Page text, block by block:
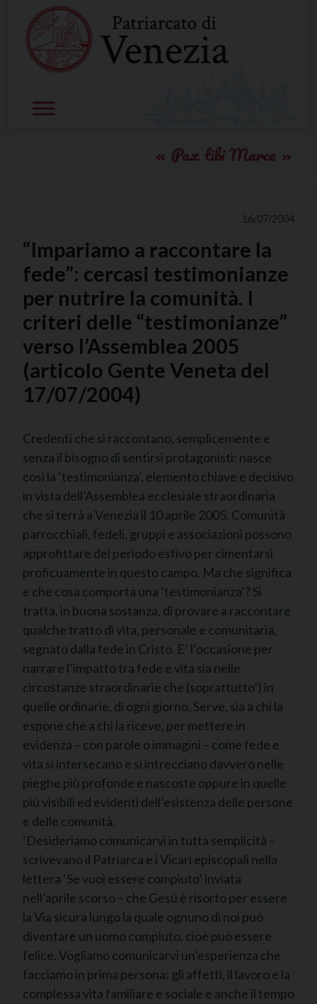
content
Pax tibi Marce
16/07/2004
“Impariamo a raccontare la
fede”: cercasi testimonianze
per nutrire la comunità. I
criteri delle “testimonianze”
verso l’Assemblea 2005
(articolo Gente Veneta del
17/07/2004)
Credenti che si raccontano, semplicemente e
senza il bisogno di sentirsi protagonisti: nasce
così la ‘testimonianza’, elemento chiave e decisivo
in vista dell’Assemblea ecclesiale straordinaria
che si terrà a Venezia il 10 aprile 2005. Comunità
parrocchiali, fedeli, gruppi e associazioni possono
approfittare del periodo estivo per cimentarsi
proficuamente in questo campo. Ma che significa
e che cosa comporta una ‘testimonianza’? Si
tratta, in buona sostanza, di provare a raccontare
qualche tratto di vita, personale e comunitaria,
segnato dalla fede in Cristo. E’ l’occasione per
narrare l’impatto tra fede e vita sia nelle
circostanze straordinarie che (soprattutto’) in
quelle ordinarie, di ogni giorno. Serve, sia a chi la
espone che a chi la riceve, per mettere in
evidenza – con parole o immagini – come fede e
vita si intersecano e si intrecciano davvero nelle
pieghe più profonde e nascoste oppure in quelle
più visibili ed evidenti dell’esistenza delle persone
e delle comunità.
‘Desideriamo comunicarvi in tutta semplicità –
scrivevano il Patriarca e i Vicari episcopali nella
lettera ‘Se vuoi essere compiuto’ inviata
nell’aprile scorso – che Gesù è risorto per essere
la Via sicura lungo la quale ognuno di noi può
diventare un uomo compiuto, cioè può essere
felice. Vogliamo comunicarvi un’esperienza che
facciamo in prima persona: gli affetti, il lavoro e la
complessa vita familiare e sociale e anche il tempo